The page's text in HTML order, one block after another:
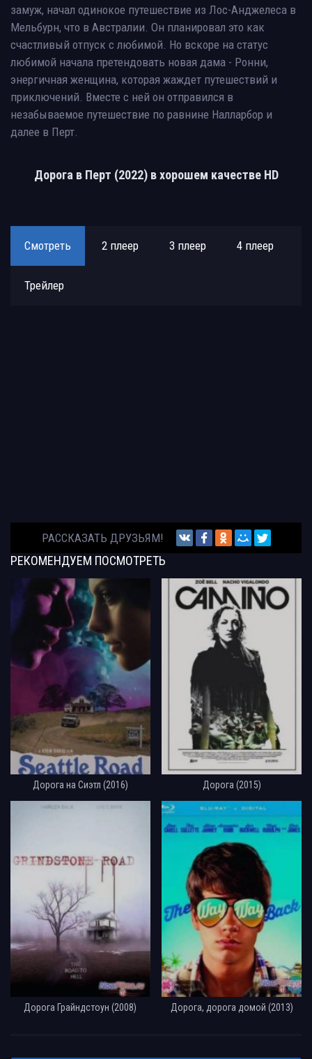
замуж, начал одинокое путешествие из Лос-Анджелеса в
Мельбурн, что в Австралии. Он планировал это как
счастливый отпуск с любимой. Но вскоре на статус
любимой начала претендовать новая дама - Ронни,
энергичная женщина, которая жаждет путешествий и
приключений. Вместе с ней он отправился в
незабываемое путешествие по равнине Налларбор и
далее в Перт.
Дорога в Перт (2022) в хорошем качестве HD
Смотреть 2 плеер 3 плеер 4 плеер
Трейлер
РАССКАЗАТЬ ДРУЗЬЯМ!
РЕКОМЕНДУЕМ ПОСМОТРЕТЬ
Дорога на Сиэтл (2016) Дорога (2015)
Дорога Грайндстоун (2008) Дорога, дорога домой (2013)